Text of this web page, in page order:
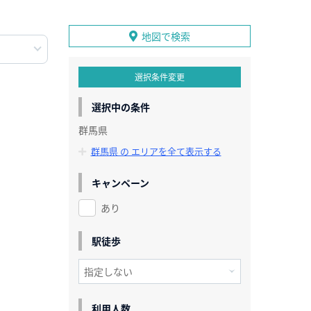
地図で検索
選択条件変更
選択中の条件
群馬県
群馬県 の エリアを全て表示する
キャンペーン
あり
駅徒歩
利用人数